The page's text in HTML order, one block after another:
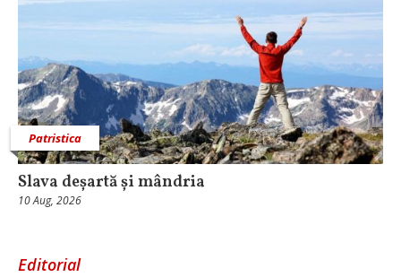
Patristica
Slava deșartă și mândria
10 Aug, 2026
Editorial